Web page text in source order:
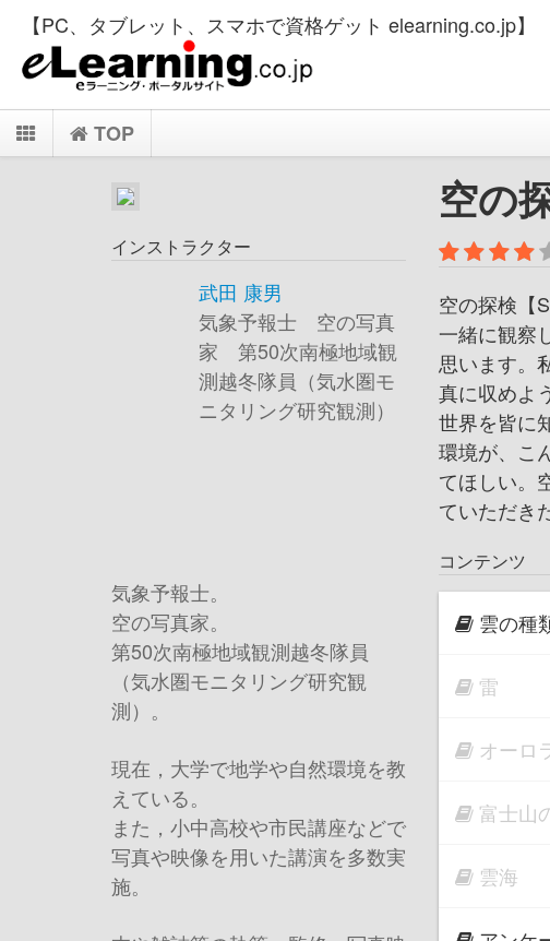
【PC、タブレット、スマホで資格ゲット elearning.co.jp】
TOP
インストラクター
武田 康男
気象予報士 空の写真
家 第50次南極地域観
測越冬隊員（気水圏モ
ニタリング研究観測）
気象予報士。
空の写真家。
第50次南極地域観測越冬隊員
（気水圏モニタリング研究観
測）。
現在，大学で地学や自然環境を教
えている。
また，小中高校や市民講座などで
写真や映像を用いた講演を多数実
施。
空の
空の探検【
一緒に観察
思います。
真に収めよ
世界を皆に
環境が、こ
てほしい。
ていただき
コンテンツ
雲の種
雷
オーロ
富士山
雲海